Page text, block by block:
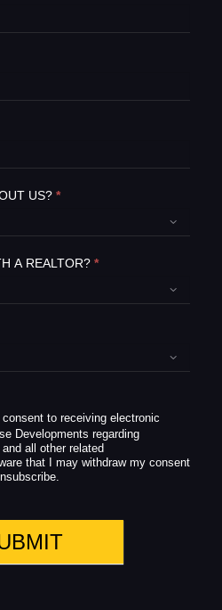
US? *
A REALTOR? *
to receiving electronic
Developments regarding
all other related
that I may withdraw my consent